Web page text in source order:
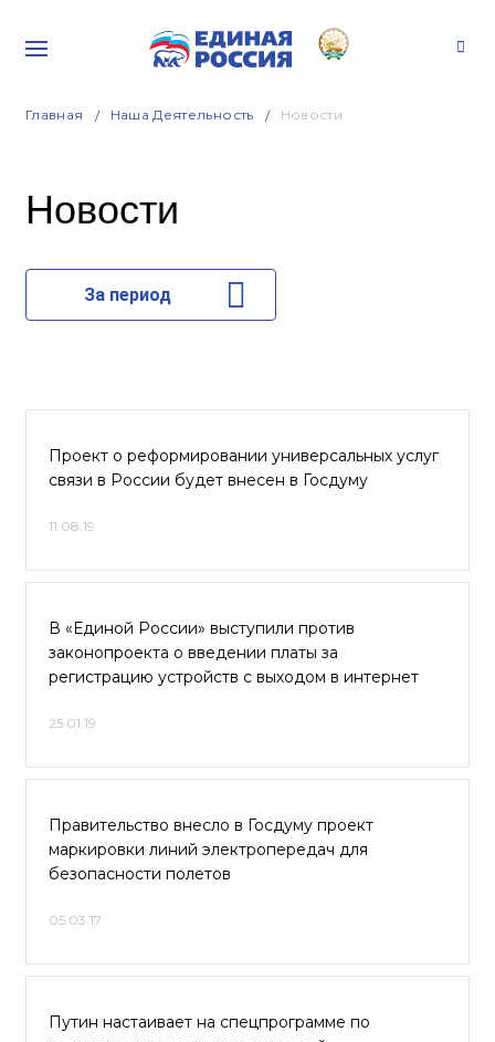
Главная Наша Деятельность Новости
Новости
За период
Проект о реформировании универсальных услуг
связи в России будет внесен в Госдуму
11.08.19
В «Единой России» выступили против
законопроекта о введении платы за
регистрацию устройств с выходом в интернет
25.01.19
Правительство внесло в Госдуму проект
маркировки линий электропередач для
безопасности полетов
05.03.17
Путин настаивает на спецпрограмме по